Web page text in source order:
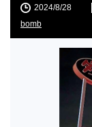
2024/8/28
bomb